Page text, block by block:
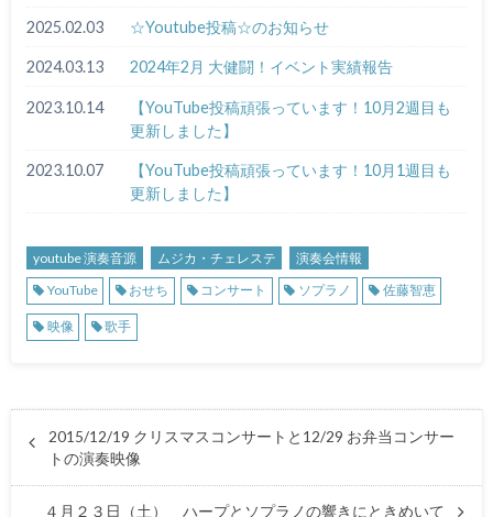
2025.02.03 ☆Youtube投稿☆のお知らせ
2024.03.13 2024年2月 大健闘！イベント実績報告
2023.10.14
【YouTube投稿頑張っています！10月2週目も
更新しました】
2023.10.07
【YouTube投稿頑張っています！10月1週目も
更新しました】
youtube 演奏音源 ムジカ・チェレステ
演奏会情報
YouTube
おせち コンサート ソプラノ 佐藤智恵
映像 歌手
2015/12/19 クリスマスコンサートと12/29 お弁当コンサー
トの演奏映像
４月２３日（土） ハープとソプラノの響きにときめいて